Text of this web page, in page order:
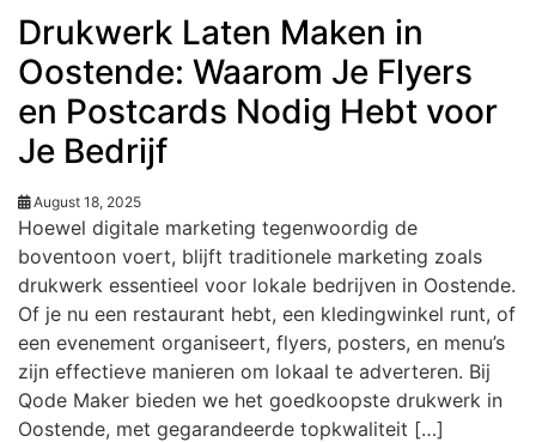
Drukwerk Laten Maken in
Oostende: Waarom Je Flyers
en Postcards Nodig Hebt voor
Je Bedrijf
August 18, 2025
Hoewel digitale marketing tegenwoordig de
boventoon voert, blijft traditionele marketing zoals
drukwerk essentieel voor lokale bedrijven in Oostende.
Of je nu een restaurant hebt, een kledingwinkel runt, of
een evenement organiseert, flyers, posters, en menu’s
zijn effectieve manieren om lokaal te adverteren. Bij
Qode Maker bieden we het goedkoopste drukwerk in
Oostende, met gegarandeerde topkwaliteit […]